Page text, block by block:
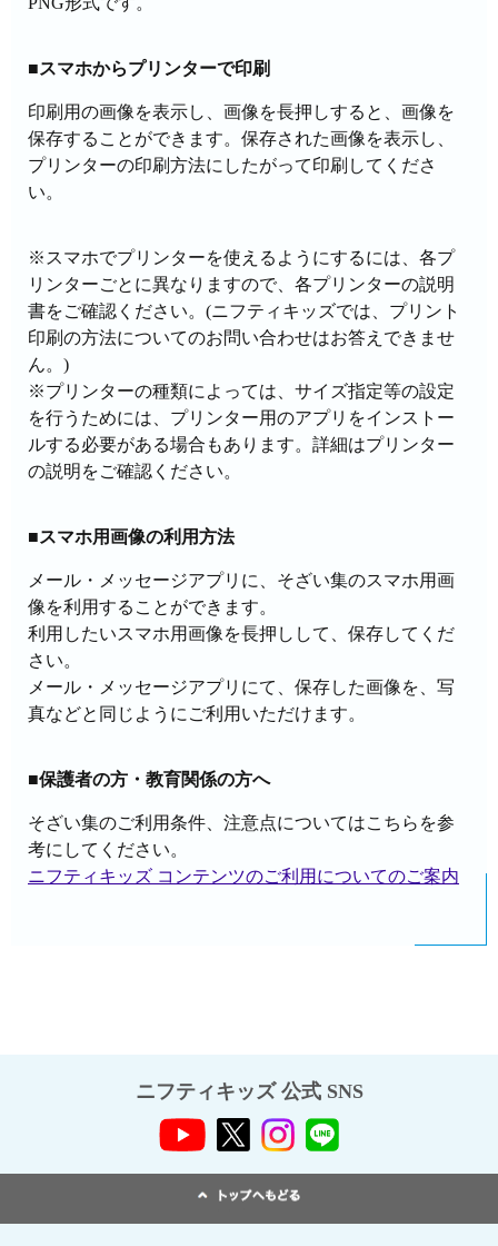
■スマホからプリンターで印刷
印刷用の画像を表示し、画像を長押しすると、画像を
保存することができます。保存された画像を表示し、
プリンターの印刷方法にしたがって印刷してくださ
い。
※スマホでプリンターを使えるようにするには、各プ
リンターごとに異なりますので、各プリンターの説明
書をご確認ください。(ニフティキッズでは、プリント
印刷の方法についてのお問い合わせはお答えできませ
ん。)
※プリンターの種類によっては、サイズ指定等の設定
を行うためには、プリンター用のアプリをインストー
ルする必要がある場合もあります。詳細はプリンター
の説明をご確認ください。
■スマホ用画像の利用方法
メール・メッセージアプリに、そざい集のスマホ用画
像を利用することができます。
利用したいスマホ用画像を長押しして、保存してくだ
さい。
メール・メッセージアプリにて、保存した画像を、写
真などと同じようにご利用いただけます。
■保護者の方・教育関係の方へ
そざい集のご利用条件、注意点についてはこちらを参
考にしてください。
ニフティキッズ コンテンツのご利用についてのご案内
ニフティキッズ 公式 SNS